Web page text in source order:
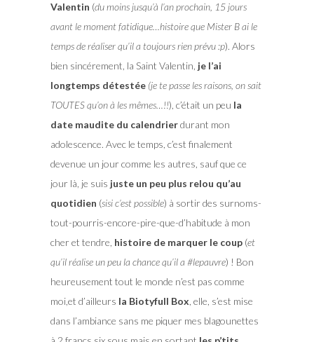
Valentin (du moins jusqu’à l’an prochain, 15 jours
avant le moment fatidique…histoire que Mister B ai le
temps de réaliser qu’il a toujours rien prévu :p). Alors
bien sincérement, la Saint Valentin, je l’ai
longtemps détestée (je te passe les raisons, on sait
TOUTES qu’on à les mêmes…!!), c’était un peu la
date maudite du calendrierdurant mon
adolescence. Avec le temps, c’est finalement
devenue un jour comme les autres, sauf que ce
jour là, je suis juste un peu plus relou qu’au
quotidien (sisi c’est possible) à sortir des surnoms-
tout-pourris-encore-pire-que-d’habitude à mon
cher et tendre, histoire de marquer le coup(et
qu’il réalise un peu la chance qu’il a #lepauvre) ! Bon
heureusement tout le monde n’est pas comme
moi,et d’ailleurs la Biotyfull Box , elle, s’est mise
dans l’ambiance sans me piquer mes blagounettes